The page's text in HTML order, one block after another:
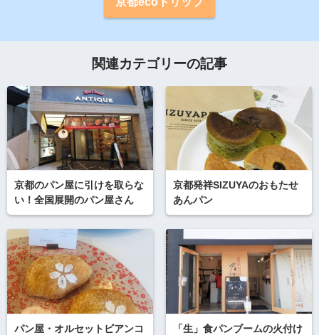
関連カテゴリーの記事
京都のパン屋に引けを取らな
い！全国展開のパン屋さん
京都発祥SIZUYAのおもたせ
あんパン
パン屋・オルセットビアンコ
「生」食パンブームの火付け